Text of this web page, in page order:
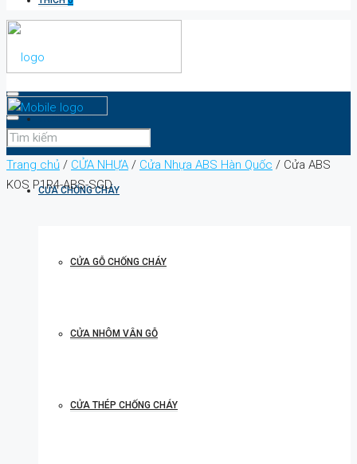
TRANG CHỦ
CỬA CHỐNG CHÁY
CỬA GỖ CHỐNG CHÁY
CỬA NHÔM VÂN GỖ
CỬA THÉP CHỐNG CHÁY
Trang chủ / CỬA NHỰA / Cửa Nhựa ABS Hàn Quốc / Cửa ABS
KOS P1R4-ABS-SGD